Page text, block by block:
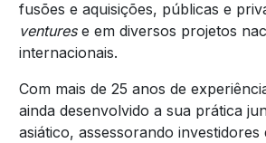
fusões e aquisições, públicas e
venturese em diversos projetos
internacionais.
Com mais de 25 anos de
ainda desenvolvido a sua prática
asiático, assessorando investidores